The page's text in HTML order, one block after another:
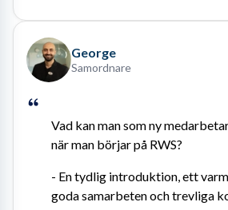
George
Samordnare
Vad kan man som ny
när man börjar på RWS?
- En tydlig introduktion, ett
goda samarbeten och trevliga